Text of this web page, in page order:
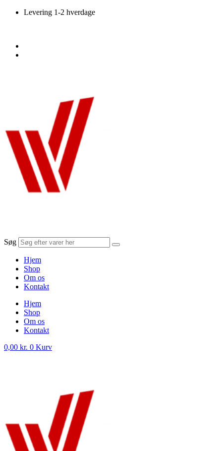
VidereLevering 1-2 hverdage
Søg
Hjem
Shop
Om os
Kontakt
Hjem
Shop
Om os
Kontakt
0,00 kr. 0 Kurv